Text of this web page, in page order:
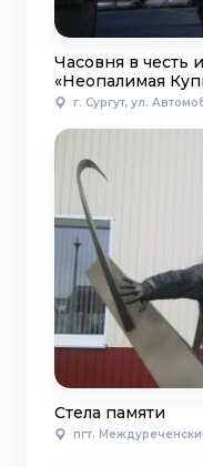
Часовня в
«Неопалимая
г. Сургут, ул.
Стела памяти
пгт.